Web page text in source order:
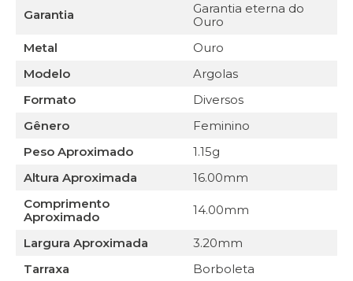
Garantia
Garantia eterna do
Ouro
Metal
Ouro
Modelo
Argolas
Formato
Diversos
Gênero
Feminino
Peso Aproximado
1.15g
Altura Aproximada
16.00mm
Comprimento
Aproximado
14.00mm
Largura Aproximada
3.20mm
Tarraxa
Borboleta